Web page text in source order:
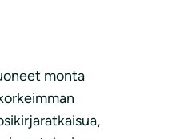
monta